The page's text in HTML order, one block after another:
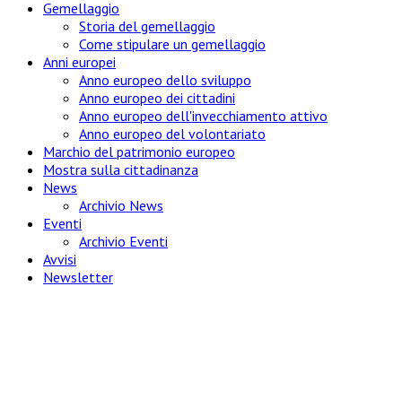
Gemellaggio
Storia del gemellaggio
Come stipulare un gemellaggio
Anni europei
Anno europeo dello sviluppo
Anno europeo dei cittadini
Anno europeo dell'invecchiamento attivo
Anno europeo del volontariato
Marchio del patrimonio europeo
Mostra sulla cittadinanza
News
Archivio News
Eventi
Archivio Eventi
Avvisi
Newsletter